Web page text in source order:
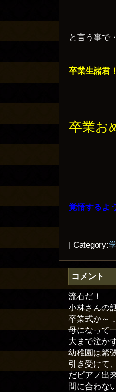
と言う事で
卒業生諸君
卒業お
覚悟するよ
| Category:
コメント
流石だ！
小林さんの
卒業式か～
母になって
大まで泣か
幼稚園は緊
引き受けて
だピアノ出
間に合わな